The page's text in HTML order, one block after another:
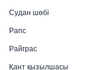
Судан шөбі
Рапс
Райграс
Қант қызылшасы